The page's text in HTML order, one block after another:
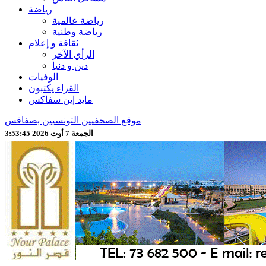
رياضة
رياضة عالمية
رياضة وطنية
ثقافة و إعلام
الرأي الآخر
دين و دنيا
الوفيات
القراء يكتبون
مايد إين سفاكس
موقع الصحفيين التونسيين بصفاقس
الجمعة 7 أوت 2026 3:53:47